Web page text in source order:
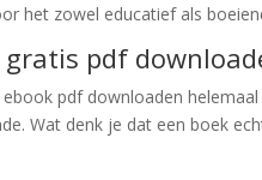
het zowel educatief als
gratis pdf
pdf downloaden
Wat denk je dat een boek